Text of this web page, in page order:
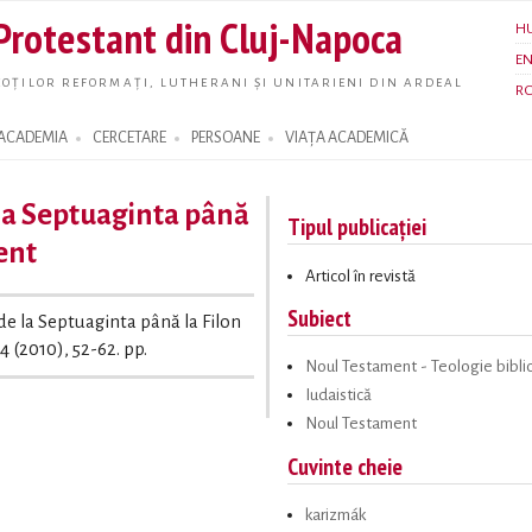
main
content
din Cluj-Napoca
REFORMAȚI, LUTHERANI ȘI UNITARIENI DIN ARDEAL
EN
CERCETARE PERSOANE VIAȚA ACADEMICĂ
Septuaginta până
la Septuaginta până la Filon
(2010), 52-62. pp.
Tipul publicației
Articol în revistă
Subiect
Noul Testament - Teologie
Iudaistică
Noul Testament
Cuvinte cheie
karizmák